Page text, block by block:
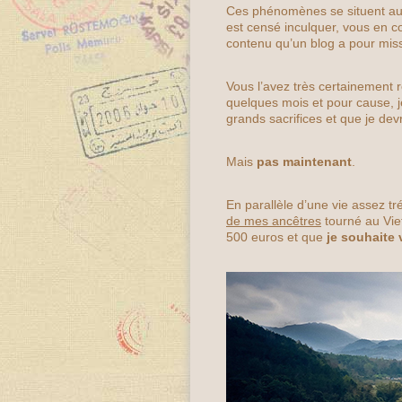
Ces phénomènes se situent
est censé inculquer, vous en
contenu qu’un blog a pour
Vous l’avez très
quelques mois et pour cause,
grands sacrifices et que je
Mais pas maintenant
En parallèle d’une vie assez
de mes ancêtres tourné au
500 euros et que je souhaite